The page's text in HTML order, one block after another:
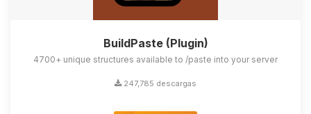
BuildPaste (Plugin)
4700+ unique structures available to /paste into your server
247,785 descargas